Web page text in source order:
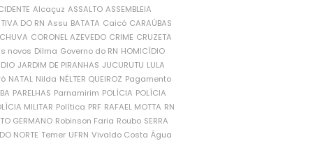
Alcaçuz ASSALTO ASSEMBLEIA
DO RN Assu BATATA Caicó CARAÚBAS
CORONEL AZEVEDO CRIME CRUZETA
novos Dilma Governo do RN HOMICÍDIO
JARDIM DE PIRANHAS JUCURUTU LULA
NATAL Nilda NÉLTER QUEIROZ Pagamento
PARELHAS Parnamirim POLÍCIA POLÍCIA
MILITAR Política PRF RAFAEL MOTTA RN
GERMANO Robinson Faria Roubo SERRA
NORTE Temer UFRN Vivaldo Costa Água